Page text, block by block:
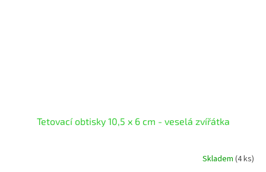
Tetovací obtisky 10,5 x 6 cm - veselá zvířátka
Skladem (4 ks)